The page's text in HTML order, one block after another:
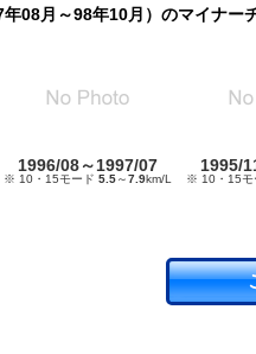
年08月～98年10月）のマイナー
1996/08～1997/07
※ 10・15モード 5.5～7.9km/L
1995/
※ 10・15モ